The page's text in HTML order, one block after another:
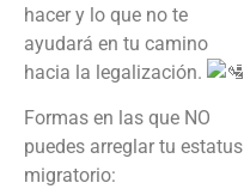
hacer y lo que no te
ayudará en tu camino
hacia la legalización.
Formas en las que NO
puedes arreglar tu estatus
migratorio: